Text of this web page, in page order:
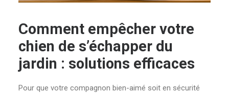
Comment empêcher votre
chien de s’échapper du
jardin : solutions efficaces
Pour que votre compagnon bien-aimé soit en sécurité